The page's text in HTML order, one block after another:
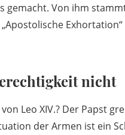
Von ihm
nicht
Leo XIV.? Der Papst
der Armen ist ein